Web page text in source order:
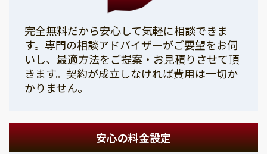
完全無料だから安心して気軽に相談できま
す。専門の相談アドバイザーがご要望をお伺
いし、最適方法をご提案・お見積りさせて頂
きます。契約が成立しなければ費用は一切か
かりません。
安心の料金設定